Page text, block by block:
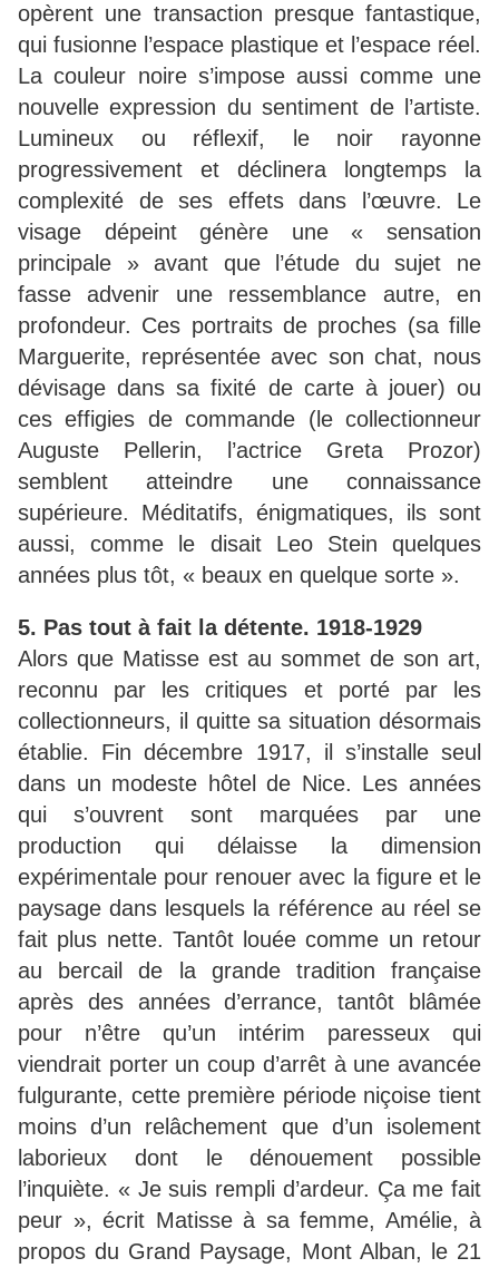
opèrent une transaction presque fantastique,
qui fusionne l’espace plastique et l’espace réel.
La couleur noire s’impose aussi comme une
nouvelle expression du sentiment de l’artiste.
Lumineux ou réflexif, le noir rayonne
progressivement et déclinera longtemps la
complexité de ses effets dans l’œuvre. Le
visage dépeint génère une « sensation
principale » avant que l’étude du sujet ne
fasse advenir une ressemblance autre, en
profondeur. Ces portraits de proches (sa fille
Marguerite, représentée avec son chat, nous
dévisage dans sa fixité de carte à jouer) ou
ces effigies de commande (le collectionneur
Auguste Pellerin, l’actrice Greta Prozor)
semblent atteindre une connaissance
supérieure. Méditatifs, énigmatiques, ils sont
aussi, comme le disait Leo Stein quelques
années plus tôt, « beaux en quelque sorte ».
5. Pas tout à fait la détente. 1918-1929
Alors que Matisse est au sommet de son art,
reconnu par les critiques et porté par les
collectionneurs, il quitte sa situation désormais
établie. Fin décembre 1917, il s’installe seul
dans un modeste hôtel de Nice. Les années
qui s’ouvrent sont marquées par une
production qui délaisse la dimension
expérimentale pour renouer avec la figure et le
paysage dans lesquels la référence au réel se
fait plus nette. Tantôt louée comme un retour
au bercail de la grande tradition française
après des années d’errance, tantôt blâmée
pour n’être qu’un intérim paresseux qui
viendrait porter un coup d’arrêt à une avancée
fulgurante, cette première période niçoise tient
moins d’un relâchement que d’un isolement
laborieux dont le dénouement possible
l’inquiète. « Je suis rempli d’ardeur. Ça me fait
peur », écrit Matisse à sa femme, Amélie, à
propos du Grand Paysage, Mont Alban, le 21